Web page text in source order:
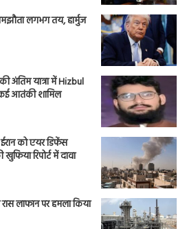
लगभग तय, हार्मुज
अंतिम यात्रा में Hizbul
आतंकी शामिल
को एयर डिफेंस
रिपोर्ट में दावा
लाफान पर हमला किया